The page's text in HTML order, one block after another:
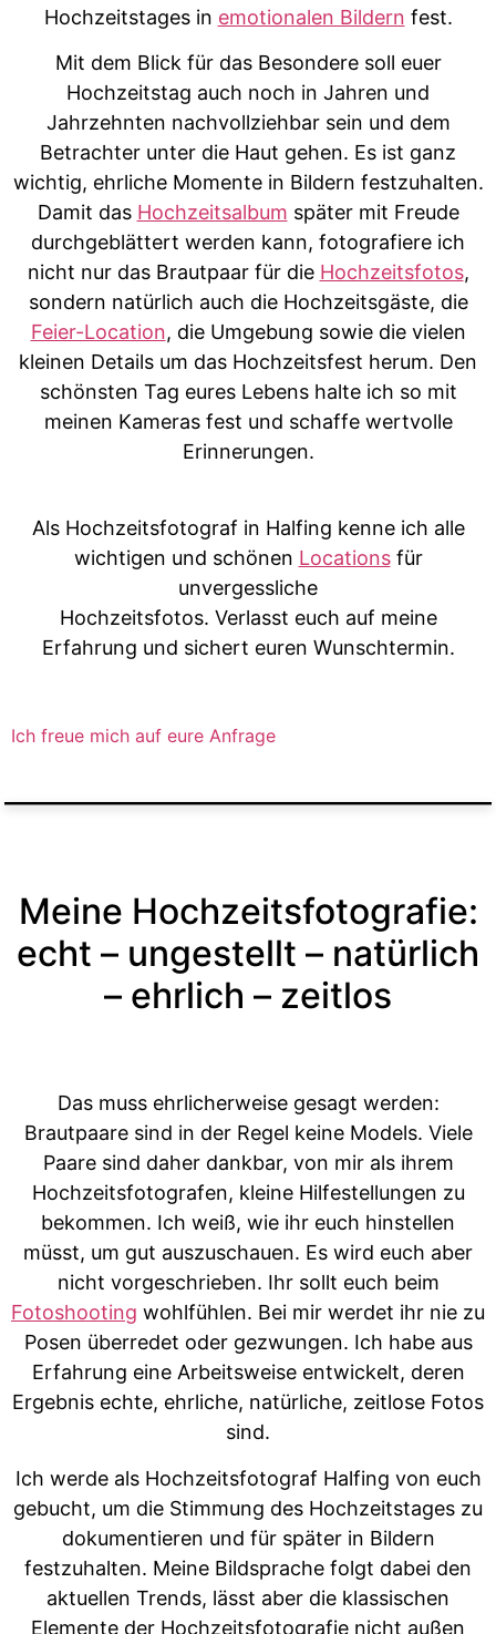
Hochzeitstages in emotionalen Bildern fest.
Mit dem Blick für das Besondere soll euer
Hochzeitstag auch noch in Jahren und
Jahrzehnten nachvollziehbar sein und dem
Betrachter unter die Haut gehen. Es ist ganz
wichtig, ehrliche Momente in Bildern festzuhalten.
Damit das Hochzeitsalbum später mit Freude
durchgeblättert werden kann, fotografiere ich
nicht nur das Brautpaar für die Hochzeitsfotos,
sondern natürlich auch die Hochzeitsgäste, die
Feier-Location, die Umgebung sowie die vielen
kleinen Details um das Hochzeitsfest herum. Den
schönsten Tag eures Lebens halte ich so mit
meinen Kameras fest und schaffe wertvolle
Erinnerungen.
Als Hochzeitsfotograf in Halfing kenne ich alle
wichtigen und schönen Locationsfür
unvergessliche
Hochzeitsfotos. Verlasst euch auf meine
Erfahrung und sichert euren Wunschtermin.
Ich freue mich auf eure Anfrage
Meine Hochzeitsfotografie:
echt – ungestellt – natürlich
– ehrlich – zeitlos
Das muss ehrlicherweise gesagt werden:
Brautpaare sind in der Regel keine Models. Viele
Paare sind daher dankbar, von mir als ihrem
Hochzeitsfotografen, kleine Hilfestellungen zu
bekommen. Ich weiß, wie ihr euch hinstellen
müsst, um gut auszuschauen. Es wird euch aber
nicht vorgeschrieben. Ihr sollt euch beim
Fotoshooting wohlfühlen. Bei mir werdet ihr nie zu
Posen überredet oder gezwungen. Ich habe aus
Erfahrung eine Arbeitsweise entwickelt, deren
Ergebnis echte, ehrliche, natürliche, zeitlose Fotos
sind.
Ich werde als Hochzeitsfotograf Halfing von euch
gebucht, um die Stimmung des Hochzeitstages zu
dokumentieren und für später in Bildern
festzuhalten. Meine Bildsprache folgt dabei den
aktuellen Trends, lässt aber die klassischen
Elemente der Hochzeitsfotografie nicht außen